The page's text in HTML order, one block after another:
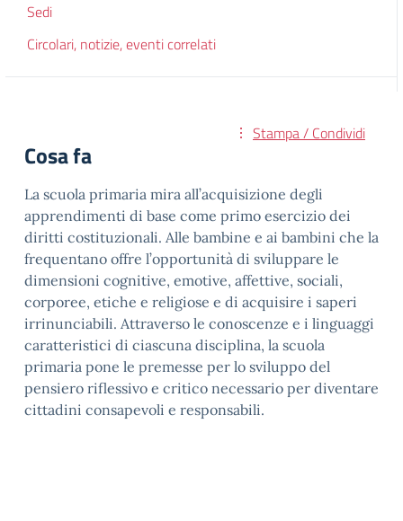
Sedi
Circolari, notizie, eventi correlati
Stampa / Condividi
Cosa fa
La scuola primaria mira all’acquisizione degli
apprendimenti di base come primo esercizio dei
diritti costituzionali. Alle bambine e ai bambini che la
frequentano offre l’opportunità di sviluppare le
dimensioni cognitive, emotive, affettive, sociali,
corporee, etiche e religiose e di acquisire i saperi
irrinunciabili. Attraverso le conoscenze e i linguaggi
caratteristici di ciascuna disciplina, la scuola
primaria pone le premesse per lo sviluppo del
pensiero riflessivo e critico necessario per diventare
cittadini consapevoli e responsabili.